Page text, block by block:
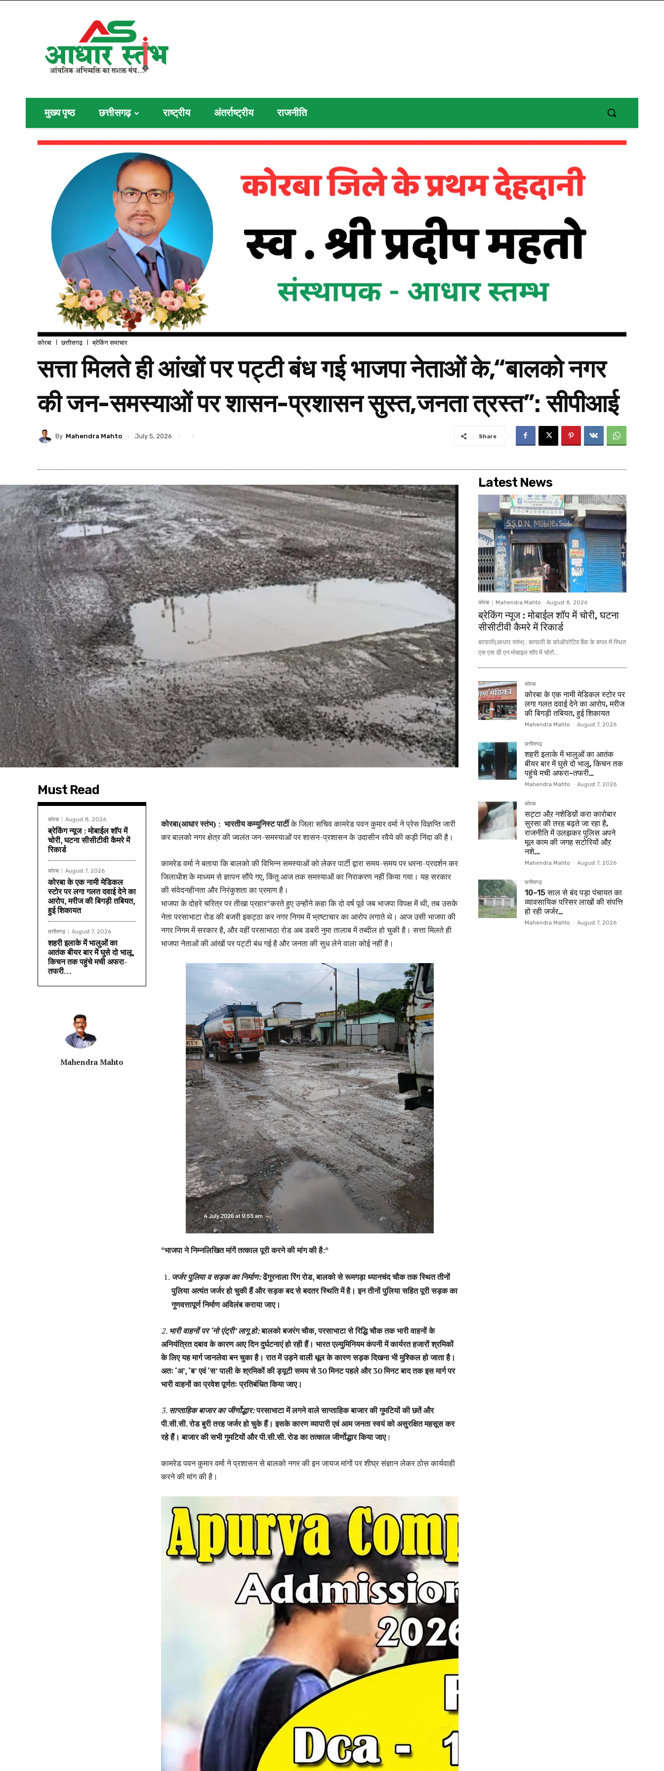
मुख्य पृष्ठ छत्तीसगढ़ राष्ट्रीय अंतर्राष्ट्रीय राजनीति
कोरबा छत्तीसगढ़ ब्रेकिंग समाचार
सत्ता मिलते ही आंखों पर पट्टी बंध गई भाजपा नेताओं के,“बालको नगर
की जन-समस्याओं पर शासन-प्रशासन सुस्त,जनता त्रस्त”: सीपीआई
By Mahendra Mahto July 5, 2026 Share
Must Read
कोरबा August 8, 2026
ब्रेकिंग न्यूज : मोबाईल शॉप में
चोरी, घटना सीसीटीवी कैमरे में
रिकार्ड
कोरबा August 7, 2026
कोरबा के एक नामी मेडिकल
स्टोर पर लगा गलत दवाई देने का
आरोप, मरीज की बिगड़ी तबियत,
हुई शिकायत
छत्तीसगढ़ August 7, 2026
शहरी इलाके में भालुओं का
आतंक बीयर बार में घुसे दो भालू,
किचन तक पहुंचे मची अफरा-
तफरी…
Mahendra Mahto
कोरबा(आधार स्तंभ) : भारतीय कम्युनिस्ट पार्टीके जिला सचिव कामरेड पवन कुमार वर्मा ने प्रेस विज्ञप्ति जारी
कर बालको नगर क्षेत्र की ज्वलंत जन-समस्याओं पर शासन-प्रशासन के उदासीन रवैये की कड़ी निंदा की है।
कामरेड वर्मा ने बताया कि बालको की विभिन्न समस्याओं को लेकर पार्टी द्वारा समय-समय पर धरना-प्रदर्शन कर
जिलाधीश के माध्यम से ज्ञापन सौंपे गए, किंतु आज तक समस्याओं का निराकरण नहीं किया गया। यह सरकार
की संवेदनहीनता और निरंकुशता का प्रमाण है।
भाजपा के दोहरे चरित्र पर तीखा प्रहार*करते हुए उन्होंने कहा कि दो वर्ष पूर्व जब भाजपा विपक्ष में थी, तब उसके
नेता परसाभाटा रोड की बजरी इकट्ठा कर नगर निगम में भ्रष्टाचार का आरोप लगाते थे। आज उसी भाजपा की
नगर निगम में सरकार है, और वहीं परसाभाठा रोड अब डबरी नुमा तालाब में तब्दील हो चुकी है। सत्ता मिलते ही
भाजपा नेताओं की आंखों पर पट्टी बंध गई है और जनता की सुध लेने वाला कोई नहीं है।
*भाजपा ने निम्नलिखित मांगें तत्काल पूरी करने की मांग की है:*
जर्जर पुलिया व सड़क का निर्माण:ढेंगुरनाला रिंग रोड, बालको से रूमगड़ा ध्यानचंद चौक तक स्थित तीनों
पुलिया अत्यंत जर्जर हो चुकी हैं और सड़क बद से बदतर स्थिति में है। इन तीनों पुलिया सहित पूरी सड़क का
गुणवत्तापूर्ण निर्माण अविलंब कराया जाए।
2. भारी वाहनों पर ‘नो एंट्री’ लागू हो:बालको बजरंग चौक, परसाभाटा से रिद्धि चौक तक भारी वाहनों के
अनियंत्रित दबाव के कारण आए दिन दुर्घटनाएं हो रही हैं। भारत एल्युमिनियम कंपनी में कार्यरत हजारों श्रमिकों
के लिए यह मार्ग जानलेवा बन चुका है। रात में उड़ने वाली धूल के कारण सड़क दिखना भी मुश्किल हो जाता है।
अतः ‘अ’, ‘ब’ एवं ‘स’ पाली के श्रमिकों की ड्यूटी समय से 30 मिनट पहले और 30 मिनट बाद तक इस मार्ग पर
भारी वाहनों का प्रवेश पूर्णतः प्रतिबंधित किया जाए।
3. साप्ताहिक बाजार का जीर्णोद्धार:परसाभाटा में लगने वाले साप्ताहिक बाजार की गुमटियों की छतें और
पी.सी.सी. रोड बुरी तरह जर्जर हो चुके हैं। इसके कारण व्यापारी एवं आम जनता स्वयं को असुरक्षित महसूस कर
रहे हैं। बाजार की सभी गुमटियों और पी.सी.सी. रोड का तत्काल जीर्णोद्धार किया जाए।
कामरेड पवन कुमार वर्मा ने प्रशासन से बालको नगर की इन जायज मांगों पर शीघ्र संज्ञान लेकर ठोस कार्यवाही
करने की मांग की है।
Latest News
कोरबा Mahendra Mahto - August 8, 2026
ब्रेकिंग न्यूज : मोबाईल शॉप में चोरी, घटना
सीसीटीवी कैमरे में रिकार्ड
बरपाली(आधार स्तंभ) : बरपाली के कोऑपरेटिव बैंक के बगल में स्थित
एस एस डी एन मोबाइल शॉप में चोरों...
कोरबा
कोरबा के एक नामी मेडिकल स्टोर पर
लगा गलत दवाई देने का आरोप, मरीज
की बिगड़ी तबियत, हुई शिकायत
Mahendra Mahto - August 7, 2026
छत्तीसगढ़
शहरी इलाके में भालुओं का आतंक
बीयर बार में घुसे दो भालू, किचन तक
पहुंचे मची अफरा-तफरी…
Mahendra Mahto - August 7, 2026
कोरबा
सट्टा औऱ नशेडिय़ों करा कारोबार
सुरसा की तरह बढ़ते जा रहा है,
राजनीति में उलझकर पुलिस अपने
मूल काम की जगह सटोरियों औऱ
नशे...
Mahendra Mahto - August 7, 2026
छत्तीसगढ़
10–15 साल से बंद पड़ा पंचायत का
व्यावसायिक परिसर लाखों की संपत्ति
हो रही जर्जर…
Mahendra Mahto - August 7, 2026